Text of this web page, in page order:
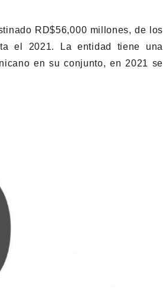
RD$56,000 millones, de los
el 2021. La entidad tiene una
en su conjunto, en 2021 se